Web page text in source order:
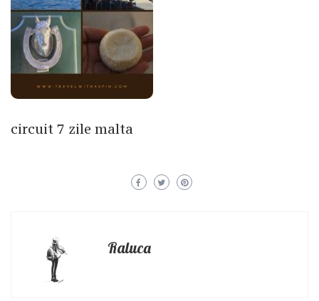
circuit 7 zile malta
Raluca